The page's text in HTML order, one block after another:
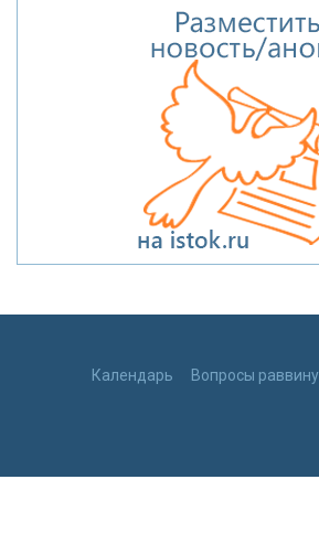
Календарь Вопросы раввину